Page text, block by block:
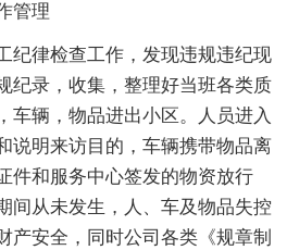
管理
纪律检查工作，发现违规违纪现
纪录，收集，整理好当班各类质
车辆，物品进出小区。人员进入
说明来访目的，车辆携带物品离
件和服务中心签发的物资放行
间从未发生，人、车及物品失控
产安全，同时公司各类《规章制